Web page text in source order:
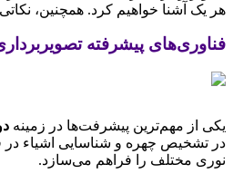
هر یک آشنا خواهیم کرد. همچنین،
فناوری‌های پیشرفته
یکی از مهم‌ترین پیشرفت‌ها در زمینه
نوری مختلف را فراهم می‌سازد.